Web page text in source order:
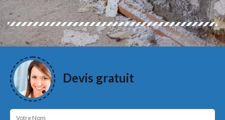
Devis gratuit